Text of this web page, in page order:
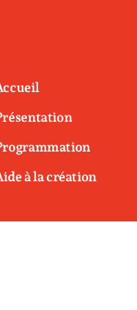
à la création